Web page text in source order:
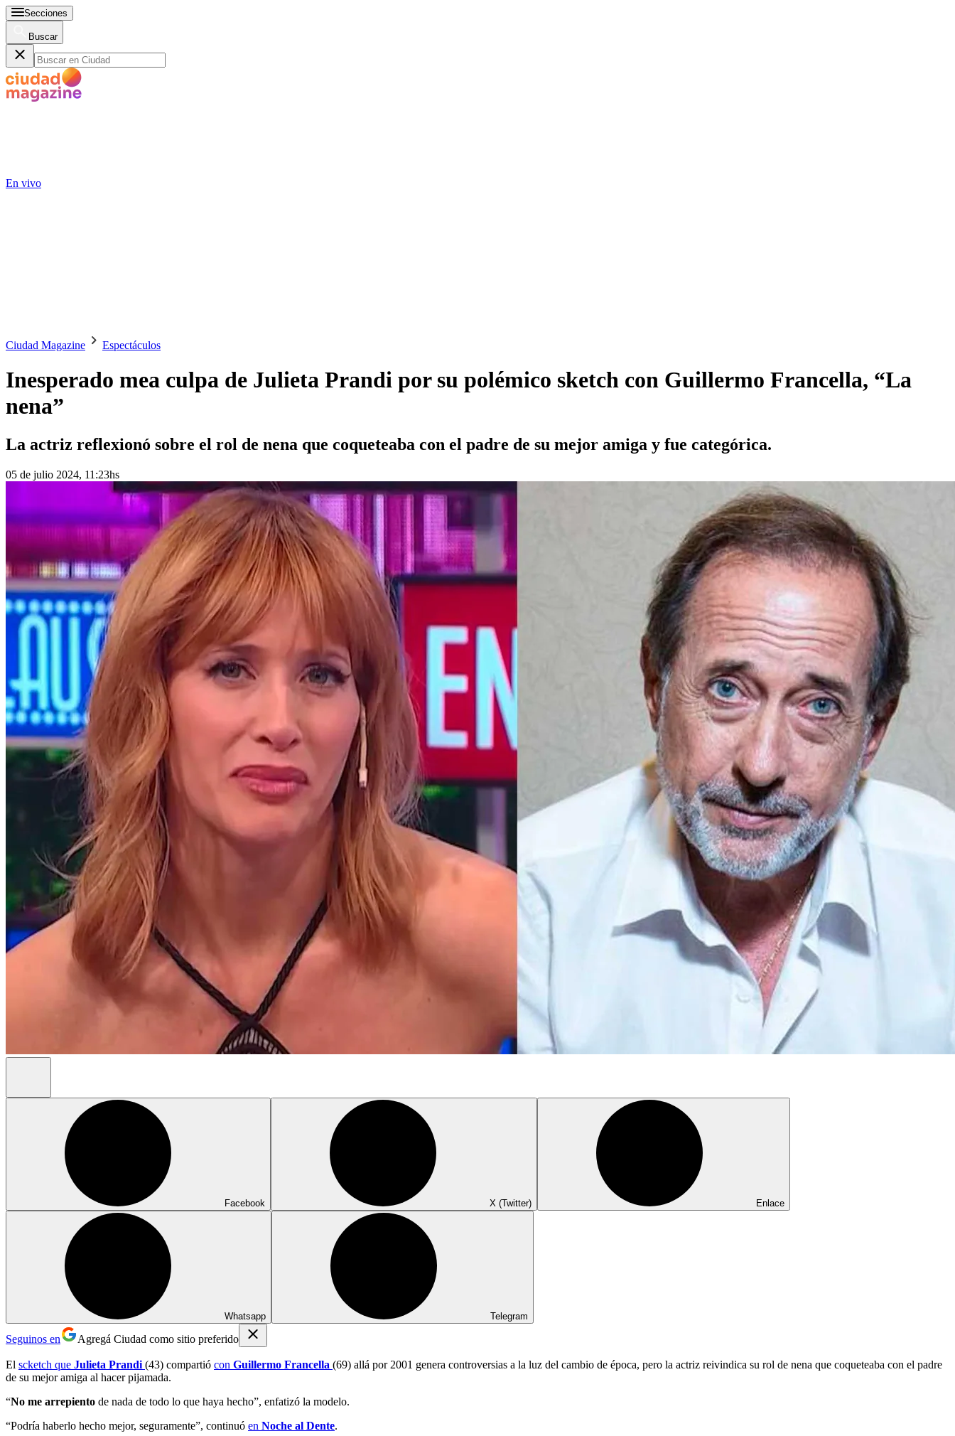
Secciones
Buscar
En vivo
Ciudad Magazine Espectáculos
Inesperado mea culpa de Julieta Prandi por su polémico sketch con Guillermo Francella, “La
nena”
La actriz reflexionó sobre el rol de nena que coqueteaba con el padre de su mejor amiga y fue categórica.
05 de julio 2024, 11:23hs
Facebook X (Twitter) Enlace
Whatsapp Telegram
Seguinos en Agregá Ciudad como sitio preferido
El scketch que Julieta Prandi (43) compartió con Guillermo Francella (69) allá por 2001 genera controversias a la luz del cambio de época, pero la actriz reivindica su rol de nena que coqueteaba con el padre
de su mejor amiga al hacer pijamada.
“No me arrepiento de nada de todo lo que haya hecho”, enfatizó la modelo.
“Podría haberlo hecho mejor, seguramente”, continuó en Noche al Dente.